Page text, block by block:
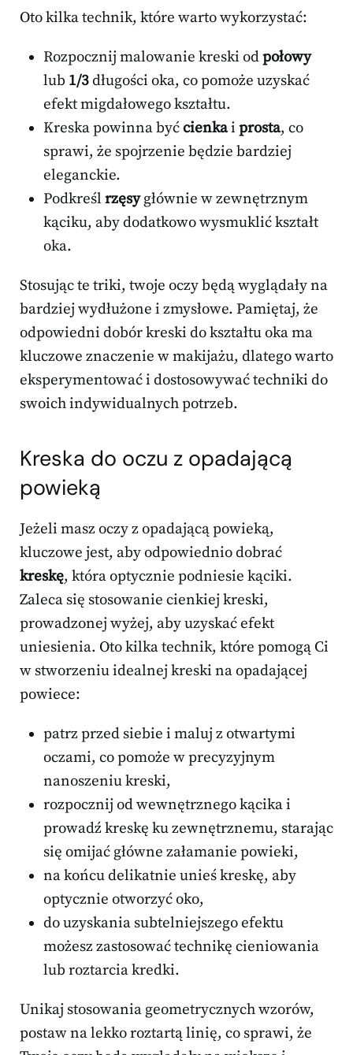
Oto kilka technik, które warto wykorzystać:
Rozpocznij malowanie kreski odpołowy
lub 1/3długości oka, co pomoże uzyskać
efekt migdałowego kształtu.
Kreska powinna byćcienkai prosta, co
sprawi, że spojrzenie będzie bardziej
eleganckie.
Podkreślrzęsygłównie w zewnętrznym
kąciku, aby dodatkowo wysmuklić kształt
oka.
Stosując te triki, twoje oczy będą wyglądały na
bardziej wydłużone i zmysłowe. Pamiętaj, że
odpowiedni dobór kreski do kształtu oka ma
kluczowe znaczenie w makijażu, dlatego warto
eksperymentować i dostosowywać techniki do
swoich indywidualnych potrzeb.
Kreska do oczu z opadającą
powieką
Jeżeli masz oczy z opadającą powieką,
kluczowe jest, aby odpowiednio dobrać
kreskę, która optycznie podniesie kąciki.
Zaleca się stosowanie cienkiej kreski,
prowadzonej wyżej, aby uzyskać efekt
uniesienia. Oto kilka technik, które pomogą Ci
w stworzeniu idealnej kreski na opadającej
powiece:
patrz przed siebie i maluj z otwartymi
oczami, co pomoże w precyzyjnym
nanoszeniu kreski,
rozpocznij od wewnętrznego kącika i
prowadź kreskę ku zewnętrznemu, starając
się omijać główne załamanie powieki,
na końcu delikatnie unieś kreskę, aby
optycznie otworzyć oko,
do uzyskania subtelniejszego efektu
możesz zastosować technikę cieniowania
lub roztarcia kredki.
Unikaj stosowania geometrycznych wzorów,
postaw na lekko roztartą linię, co sprawi, że